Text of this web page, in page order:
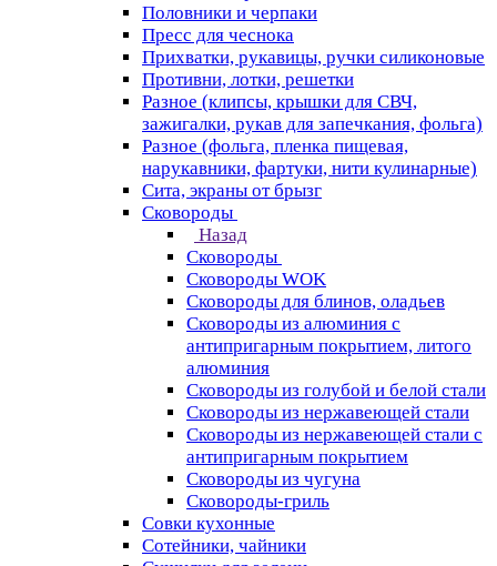
Половники и черпаки
Пресс для чеснока
Прихватки, рукавицы, ручки силиконовые
Противни, лотки, решетки
Разное (клипсы, крышки для СВЧ,
зажигалки, рукав для запечкания, фольга)
Разное (фольга, пленка пищевая,
нарукавники, фартуки, нити кулинарные)
Сита, экраны от брызг
Сковороды
Назад
Сковороды
Сковороды WOK
Сковороды для блинов, оладьев
Сковороды из алюминия с
антипригарным покрытием, литого
алюминия
Сковороды из голубой и белой стали
Сковороды из нержавеющей стали
Сковороды из нержавеющей стали с
антипригарным покрытием
Сковороды из чугуна
Сковороды-гриль
Совки кухонные
Сотейники, чайники